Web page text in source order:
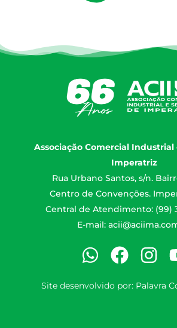
Associação Comercial Industrial
Imperatriz
Rua Urbano Santos, s/n.
Centro de Convenções.
Central de Atendimento: (99)
E-mail:
Site desenvolvido por: Palavra